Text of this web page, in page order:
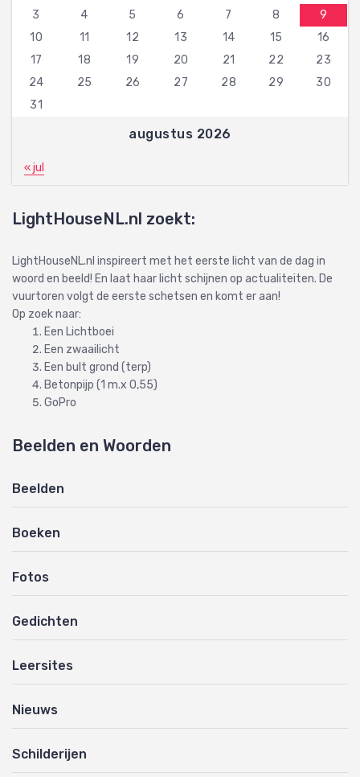
augustus 2026
3
4 5 6 7 8
9
10
11 12 13 14 15
16
17
18 19 20 21 22
23
24
25 26 27 28 29
30
31
« jul
LightHouseNL.nl zoekt:
LightHouseNL.nl inspireert met het eerste licht van de dag in
woord en beeld! En laat haar licht schijnen op actualiteiten. De
vuurtoren volgt de eerste schetsen en komt er aan!
Op zoek naar:
Een Lichtboei
Een zwaailicht
Een bult grond (terp)
Betonpijp (1 m.x 0,55)
GoPro
Beelden en Woorden
Beelden
Boeken
Fotos
Gedichten
Leersites
Nieuws
Schilderijen